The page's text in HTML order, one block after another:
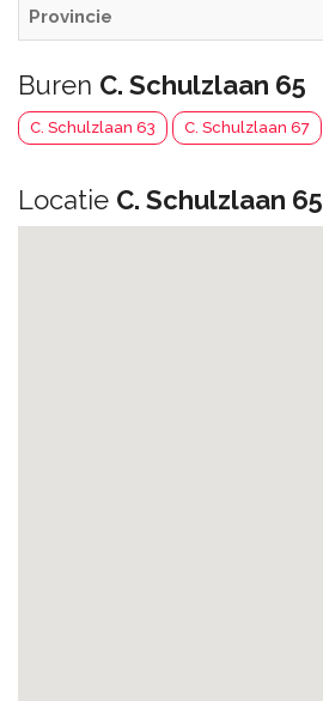
Provincie
Buren C. Schulzlaan 65
C. Schulzlaan 63 C. Schulzlaan 67
Locatie C. Schulzlaan 65